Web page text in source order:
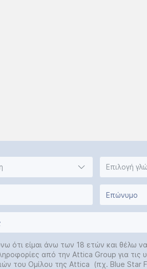
Επιλογή
ότι είμαι άνω των 18 ετών και θέλω
από την Attica Group για τις
του Ομίλου της Attica (πχ. Blue Star